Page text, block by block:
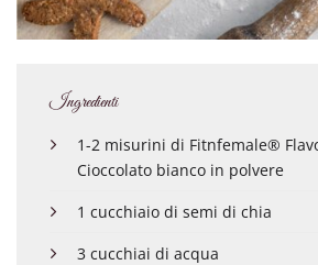
Ingredienti
1-2 misurini di Fitnfemale®
Cioccolato bianco in polvere
1 cucchiaio di semi di chia
3 cucchiai di acqua